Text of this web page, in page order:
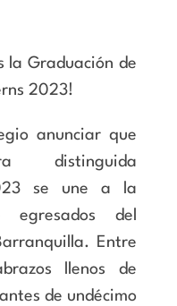
la Graduación de
2023!
anunciar que
distinguida
se une a la
del
Entre
llenos de
de undécimo